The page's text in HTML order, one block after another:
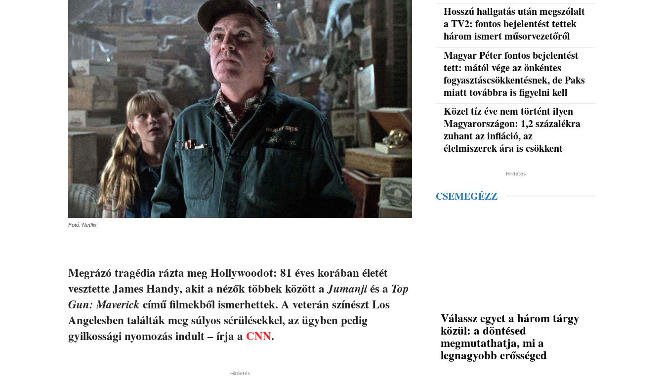
Fotó: Netflix
Megrázó tragédia rázta meg Hollywoodot: 81 éves korában életét
vesztette James Handy, akit a nézők többek között aJumanjiés a Top
Gun: Maverick című filmekből ismerhettek. A veterán színészt Los
Angelesben találták meg súlyos sérülésekkel, az ügyben pedig
gyilkossági nyomozás indult – írja a CNN.
Hirdetés
Hosszú hallgatás után megszólalt
a TV2: fontos bejelentést tettek
három ismert műsorvezetőről
Magyar Péter fontos bejelentést
tett: mától vége az önkéntes
fogyasztáscsökkentésnek, de Paks
miatt továbbra is figyelni kell
Közel tíz éve nem történt ilyen
Magyarországon: 1,2 százalékra
zuhant az infláció, az
élelmiszerek ára is csökkent
Hirdetés
CSEMEGÉZZ
Válassz egyet a három tárgy
közül: a döntésed
megmutathatja, mi a
legnagyobb erősséged